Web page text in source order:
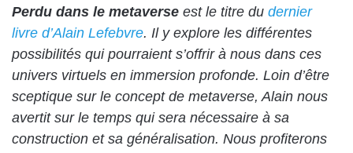
Perdu dans le metaverse est le titre du dernier
livre d’Alain Lefebvre. Il y explore les différentes
possibilités qui pourraient s’offrir à nous dans ces
univers virtuels en immersion profonde. Loin d’être
sceptique sur le concept de metaverse, Alain nous
avertit sur le temps qui sera nécessaire à sa
construction et sa généralisation. Nous profiterons